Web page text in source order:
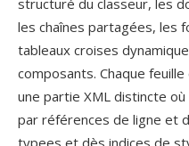
structuré du classeur, les
les chaînes partagées, les
tableaux croises
composants. Chaque
une partie XML distincte
par références de ligne et
typees et dès indices de